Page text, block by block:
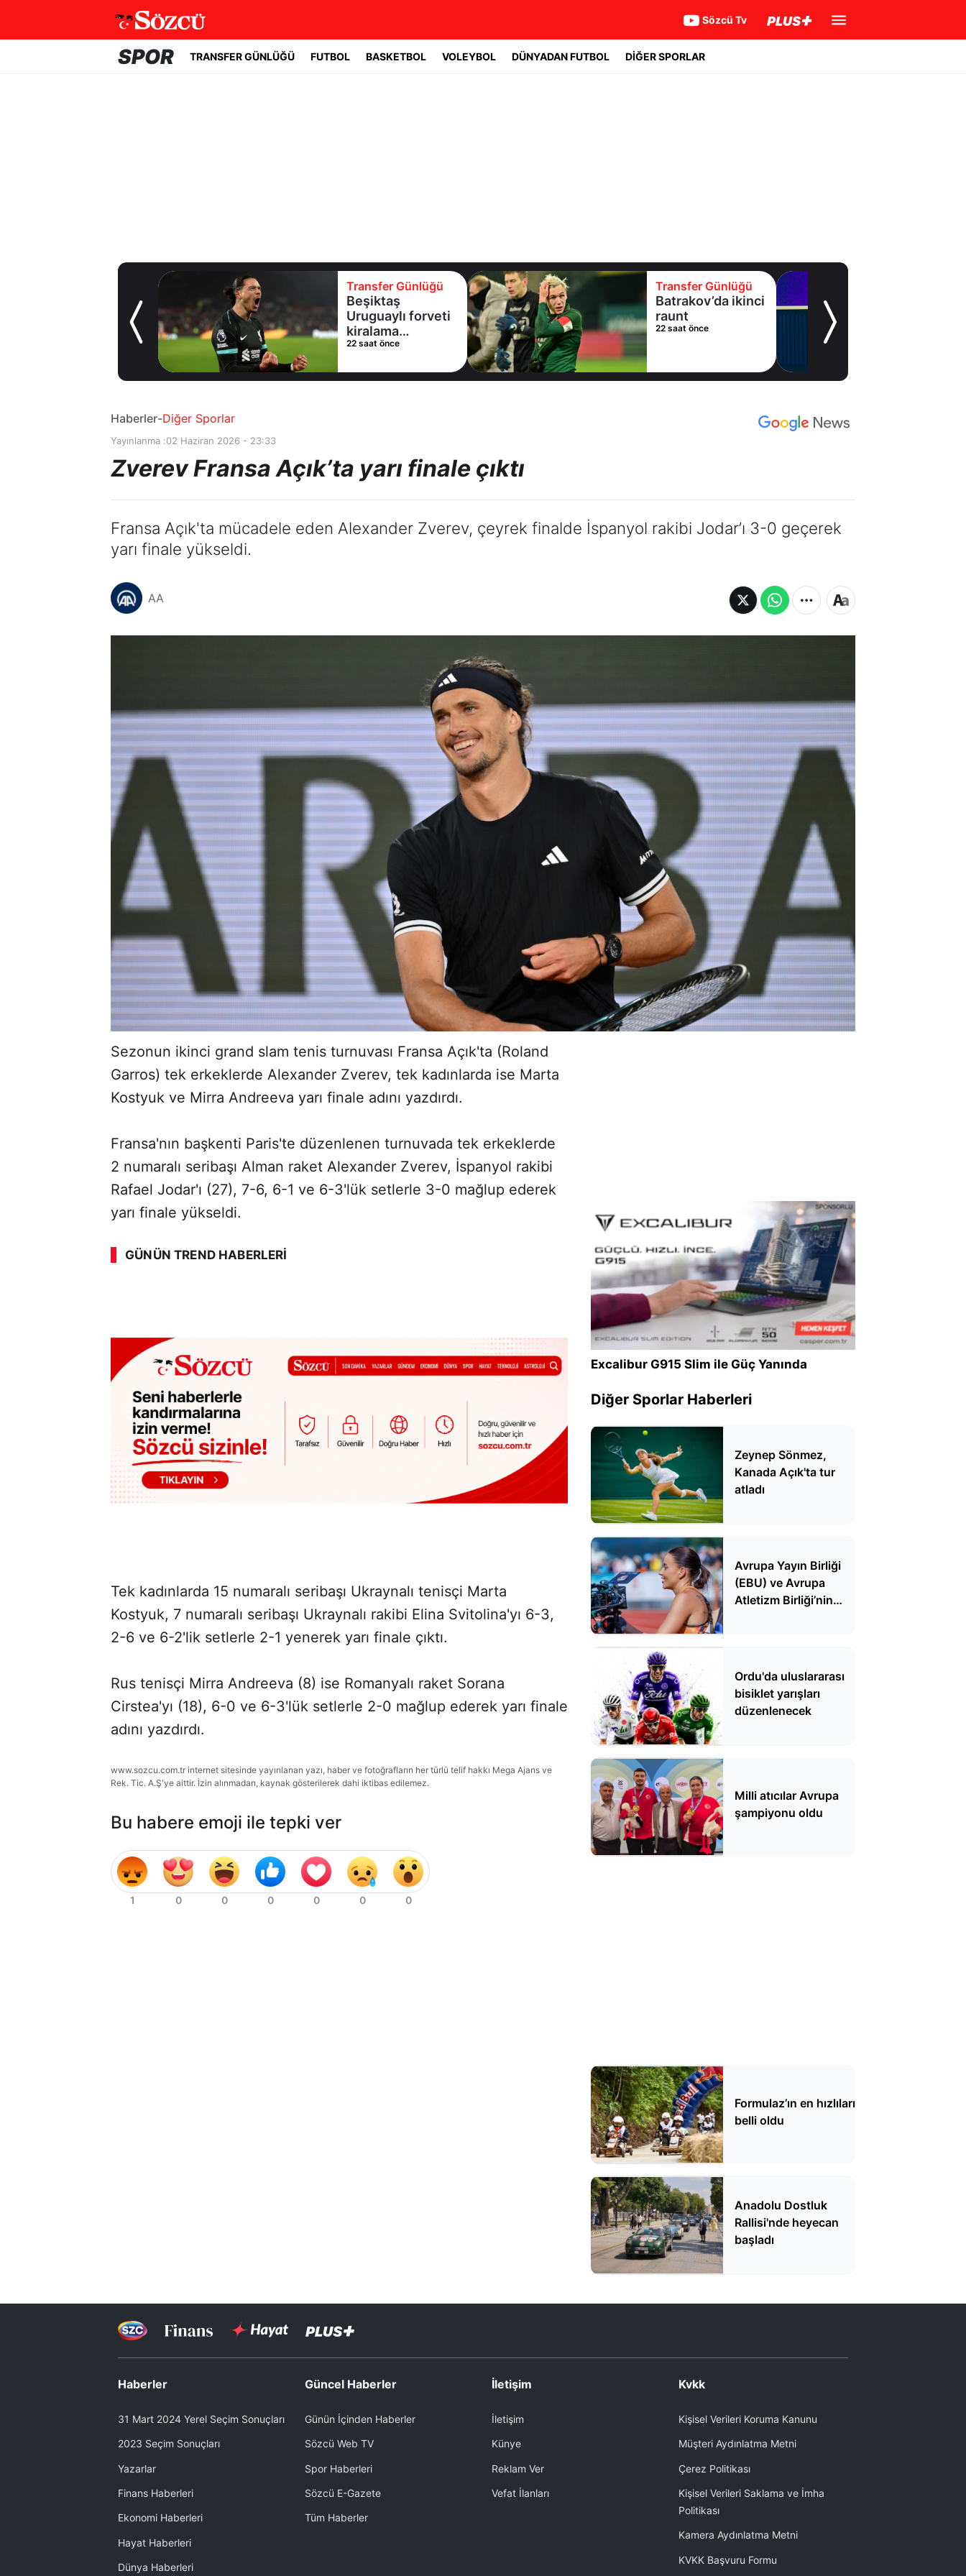
Sözcü Tv
SPOR TRANSFER GÜNLÜĞÜ FUTBOL BASKETBOL VOLEYBOL DÜNYADAN FUTBOL DİĞER SPORLAR
Uruguaylı forveti
Adım adım Nunez
Transfer Günlüğü
Batrakov’da ikinci
raunt
22 saat önce
Transfer Günlüğü
Eyüpspor yeni
forvetini açıkladı
1 gün önce
Haberler-Diğer Sporlar
Yayınlanma :02 Haziran 2026 - 23:33
Zverev Fransa Açık’ta yarı finale çıktı
Fransa Açık'ta mücadele eden Alexander Zverev, çeyrek finalde İspanyol rakibi Jodar’ı 3-0 geçerek
yarı finale yükseldi.
AA
Sezonun ikinci grand slam tenis turnuvası Fransa Açık'ta (Roland
Garros) tek erkeklerde Alexander Zverev, tek kadınlarda ise Marta
Kostyuk ve Mirra Andreeva yarı finale adını yazdırdı.
Fransa'nın başkenti Paris'te düzenlenen turnuvada tek erkeklerde
2 numaralı seribaşı Alman raket Alexander Zverev, İspanyol rakibi
Rafael Jodar'ı (27), 7-6, 6-1 ve 6-3'lük setlerle 3-0 mağlup ederek
yarı finale yükseldi.
GÜNÜN TREND HABERLERI
Tek kadınlarda 15 numaralı seribaşı Ukraynalı tenisçi Marta
Kostyuk, 7 numaralı seribaşı Ukraynalı rakibi Elina Svitolina'yı 6-3,
2-6 ve 6-2'lik setlerle 2-1 yenerek yarı finale çıktı.
Rus tenisçi Mirra Andreeva (8) ise Romanyalı raket Sorana
Cirstea'yı (18), 6-0 ve 6-3'lük setlerle 2-0 mağlup ederek yarı finale
adını yazdırdı.
www.sozcu.com.tr internet sitesinde yayınlanan yazı, haber ve fotoğrafların her türlü telif hakkı Mega Ajans ve
Rek. Tic. A.Ş'ye aittir. İzin alınmadan, kaynak gösterilerek dahi iktibas edilemez.
Bu habere emoji ile tepki ver
Excalibur G915 Slim ile Güç Yanında
Diğer Sporlar Haberleri
Zeynep Sönmez,
Kanada Açık'ta tur
atladı
Avrupa Yayın Birliği
(EBU) ve Avrupa
Atletizm Birliği’nin
Ordu'da uluslararası
bisiklet yarışları
düzenlenecek
Milli atıcılar Avrupa
şampiyonu oldu
Formulaz’ın en hızlıları
belli oldu
Anadolu Dostluk
Rallisi'nde heyecan
başladı
Haberler
31 Mart 2024 Yerel Seçim Sonuçları
2023 Seçim Sonuçları
Yazarlar
Finans Haberleri
Ekonomi Haberleri
Hayat Haberleri
Dünya Haberleri
Güncel Haberler
Günün İçinden Haberler
Sözcü Web TV
Spor Haberleri
Sözcü E-Gazete
Tüm Haberler
İletişim
İletişim
Künye
Reklam Ver
Vefat İlanları
Kvkk
Kişisel Verileri Koruma Kanunu
Müşteri Aydınlatma Metni
Çerez Politikası
Kişisel Verileri Saklama ve İmha
Politikası
Kamera Aydınlatma Metni
KVKK Başvuru Formu